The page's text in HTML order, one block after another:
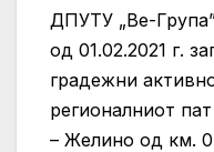
ДПУТУ „Ве-
од 01.02.2021 г.
градежни
регионалниот
– Желино од км.